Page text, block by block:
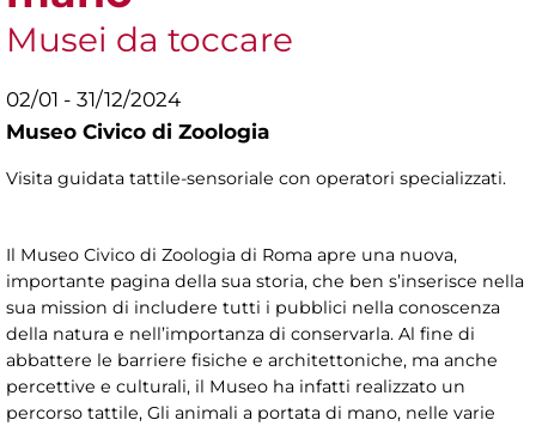
Musei da toccare
02/01 - 31/12/2024
Museo Civico di Zoologia
Visita guidata tattile-sensoriale con operatori specializzati.
Il Museo Civico di Zoologia di Roma apre una nuova,
importante pagina della sua storia, che ben s’inserisce nella
sua mission di includere tutti i pubblici nella conoscenza
della natura e nell’importanza di conservarla. Al fine di
abbattere le barriere fisiche e architettoniche, ma anche
percettive e culturali, il Museo ha infatti realizzato un
percorso tattile, Gli animali a portata di mano, nelle varie